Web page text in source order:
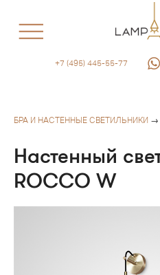
+7 (495) 445-55-77
БРА И НАСТЕННЫЕ СВЕТИЛЬНИКИ →
Настенный
ROCCO W